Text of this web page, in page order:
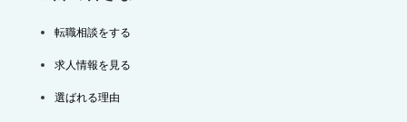
転職相談をする
求人情報を見る
選ばれる理由